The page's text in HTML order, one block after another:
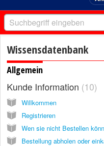
Wissensdatenbank
Allgemein
Kunde Information 10
Willkommen
Registrieren
Wen sie nicht Bestellen
Bestellung abholen oder